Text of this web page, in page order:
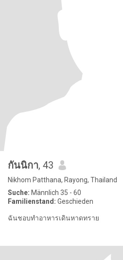
กันนิกา, 43
Nikhom Patthana, Rayong, Thailand
Suche: Männlich 35 - 60
Familienstand: Geschieden
ฉันชอบทำอาหารเดินหาดทราย